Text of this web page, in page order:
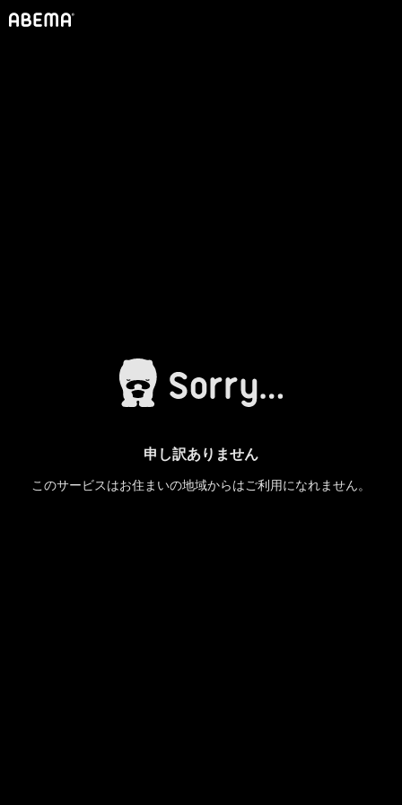
申し訳ありません
このサービスはお住まいの地域からはご利用になれません。